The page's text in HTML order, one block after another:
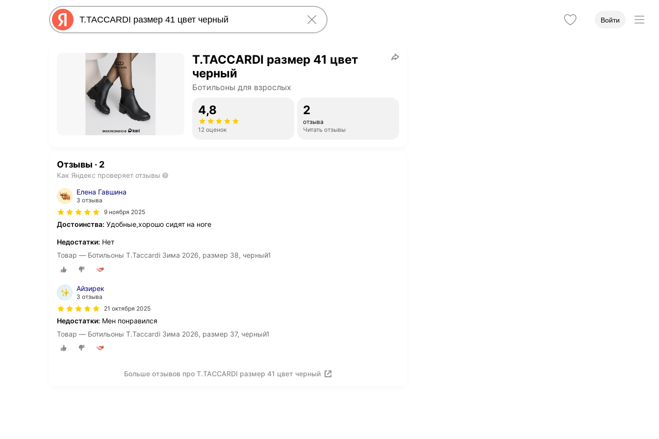
Войти
T.TACCARDI размер 41 цвет
черный
Ботильоны для взрослых
4,8
12 оценок
2
отзыва
Читать отзывы
Отзывы · 2
Как Яндекс проверяет отзывы
Елена Гавшина
3 отзыва
9 ноября 2025
Достоинства: Удобные,хорошо сидят на ноге
Недостатки: Нет
Товар — Ботильоны T.Taccardi Зима 2026, размер 38, черный1
Айзирек
3 отзыва
21 октября 2025
Недостатки: Мен понравился
Товар — Ботильоны T.Taccardi Зима 2026, размер 37, черный1
Больше отзывов про T.TACCARDI размер 41 цвет черный